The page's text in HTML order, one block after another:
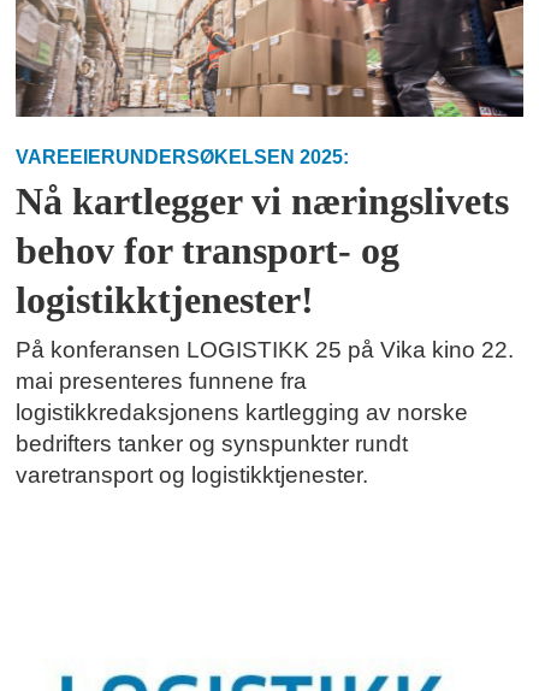
VAREEIERUNDERSØKELSEN 2025:
Nå kartlegger vi næringslivets
behov for transport- og
logistikktjenester!
På konferansen LOGISTIKK 25 på Vika kino 22.
mai presenteres funnene fra
logistikkredaksjonens kartlegging av norske
bedrifters tanker og synspunkter rundt
varetransport og logistikktjenester.